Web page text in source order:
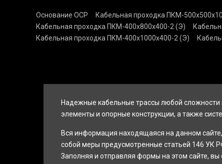
Основание ОСР Кабельная проходка ПКМ-
Кабельная проходка ПКМ-400х800х400-2 (Э)
Кабельная проходка ПКМ-400х1000х400-2 (Э)
Надежные кабельные трассы любой
элементы и опорные конструкции, а также
Вся информация находящаяся на данном
собой меры предусмотренные статьей 146 УК
Заполняя и отправляя формы на этом сайте, вы